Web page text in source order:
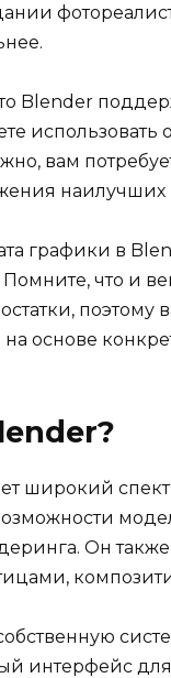
Blender
вам
наилучших
графики в
что и
поэтому
основе
широкий
Он
интерфейс